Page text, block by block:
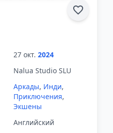
27 окт. 2024
Nalua Studio SLU
Аркады, Инди,
Приключения,
Экшены
Английский